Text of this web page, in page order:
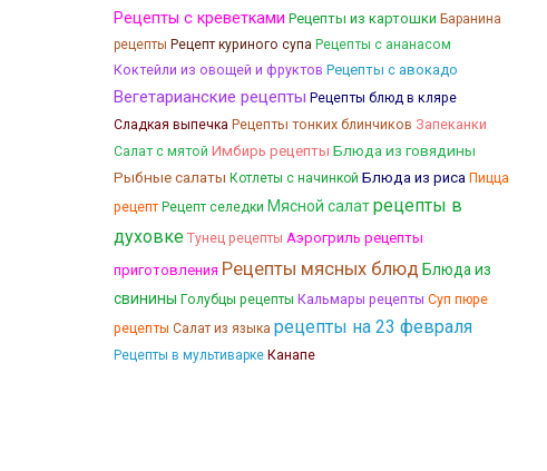
Рецепты с креветками Рецепты из картошки Баранина
рецепты Рецепт куриного супа Рецепты с ананасом
Коктейли из овощей и фруктов Рецепты с авокадо
Вегетарианские рецепты Рецепты блюд в кляре
Сладкая выпечка Рецепты тонких блинчиков Запеканки
Салат с мятой Имбирь рецепты Блюда из говядины
Рыбные салаты Котлеты с начинкой Блюда из риса Пицца
рецепт Рецепт селедки Мясной салатрецепты в
духовке Тунец рецепты Аэрогриль рецепты
приготовления Рецепты мясных блюд Блюда из
свинины Голубцы рецепты Кальмары рецепты Суп пюре
рецепты Салат из языка рецепты на 23 февраля
Рецепты в мультиварке Канапе